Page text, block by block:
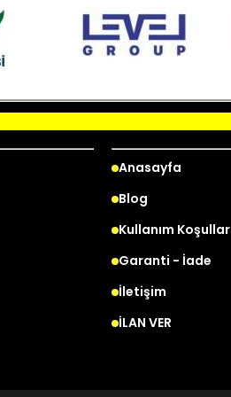
Anasayfa
Blog
Kullanım
Garanti - İade
İletişim
İLAN VER